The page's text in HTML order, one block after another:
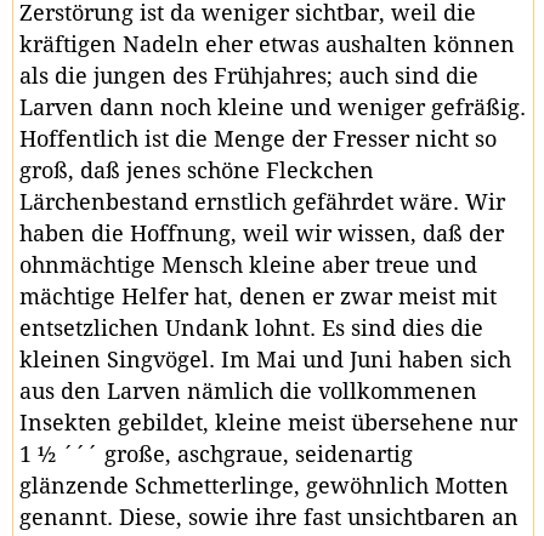
Zerstörung ist da weniger sichtbar, weil die
kräftigen Nadeln eher etwas aushalten können
als die jungen des Frühjahres; auch sind die
Larven dann noch kleine und weniger gefräßig.
Hoffentlich ist die Menge der Fresser nicht so
groß, daß jenes schöne Fleckchen
Lärchenbestand ernstlich gefährdet wäre. Wir
haben die Hoffnung, weil wir wissen, daß der
ohnmächtige Mensch kleine aber treue und
mächtige Helfer hat, denen er zwar meist mit
entsetzlichen Undank lohnt. Es sind dies die
kleinen Singvögel. Im Mai und Juni haben sich
aus den Larven nämlich die vollkommenen
Insekten gebildet, kleine meist übersehene nur
1 ½ ´´´ große, aschgraue, seidenartig
glänzende Schmetterlinge, gewöhnlich Motten
genannt. Diese, sowie ihre fast unsichtbaren an